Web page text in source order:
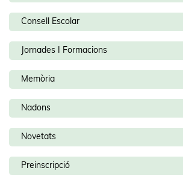
Consell Escolar
Jornades I Formacions
Memòria
Nadons
Novetats
Preinscripció